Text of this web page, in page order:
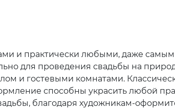
и практически любыми, даже
для проведения свадьбы на
и гостевыми комнатами.
способны украсить любой
благодаря художникам-